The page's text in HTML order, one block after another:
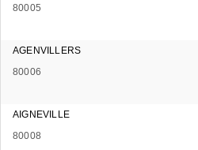
80005
AGENVILLERS
80006
AIGNEVILLE
80008